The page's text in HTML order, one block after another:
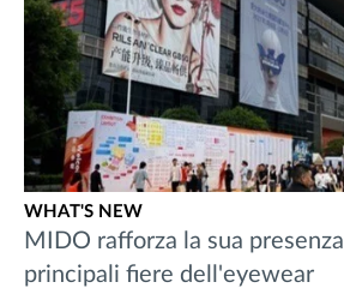
WHAT'S NEW
MIDO rafforza la sua
principali fiere dell'eyewear